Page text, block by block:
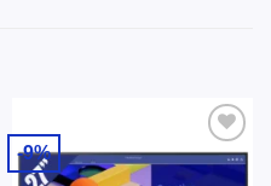
-9%
Add to